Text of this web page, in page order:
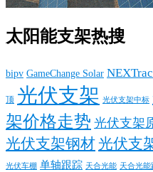
太阳能支架热搜
bipv GameChange Solar
顶 光伏支架 光伏支架中标
架价格走势 光伏支架
光伏支架钢材光伏支
光伏车棚 单轴跟踪 天合光能 天合光能